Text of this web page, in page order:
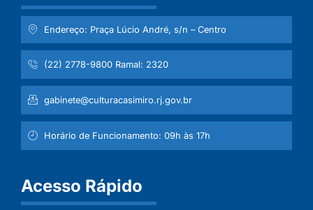
Endereço: Praça Lúcio André, s/n – Centro
(22) 2778-9800 Ramal: 2320
gabinete@culturacasimiro.rj.gov.br
Horário de Funcionamento: 09h às 17h
Acesso Rápido